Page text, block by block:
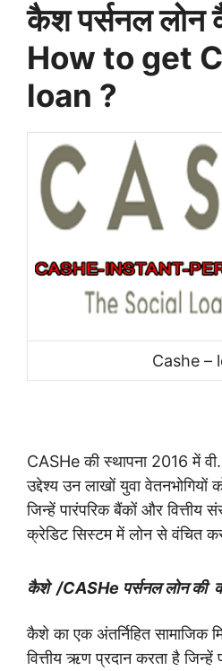
कैश पर्सनल
How to get
loan ?
Cashe –
CASHe की स्थापना 2016 में
उद्देश्य उन लाखों युवा
जिन्हें पारंपरिक बैंकों और वित्तीय
क्रेडिट सिस्टम में लोन से वंचित कर
कैशे/CASHe पर्सनल लोन की
कैशे का एक अंतर्निहित सामाजिक
वित्तीय ऋण प्रदान करता है जिन्हें